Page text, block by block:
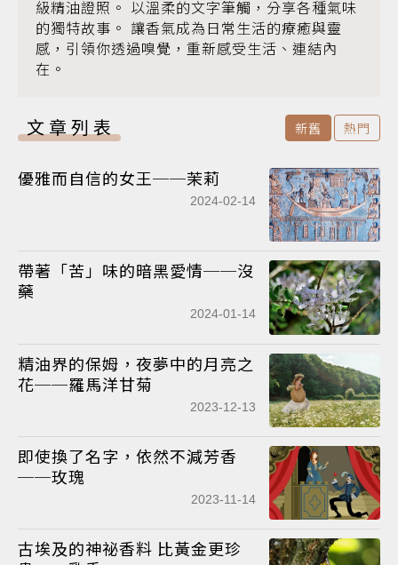
級精油證照。 以溫柔的文字筆觸，分享各種氣味
的獨特故事。 讓香氣成為日常生活的療癒與靈
感，引領你透過嗅覺，重新感受生活、連結內
在。
文章列表 新舊 熱門
優雅而自信的女王──茉莉
2024-02-14
帶著「苦」味的暗黑愛情──沒
藥
2024-01-14
精油界的保姆，夜夢中的月亮之
花──羅馬洋甘菊
2023-12-13
即使換了名字，依然不減芳香
──玫瑰
2023-11-14
古埃及的神祕香料 比黃金更珍